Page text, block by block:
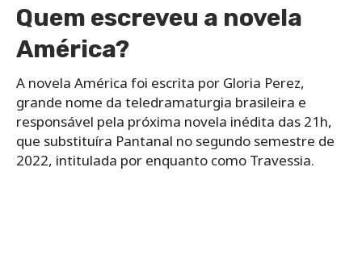
Quem escreveu a novela
América?
A novela América foi escrita por Gloria Perez,
grande nome da teledramaturgia brasileira e
responsável pela próxima novela inédita das 21h,
que substituíra Pantanal no segundo semestre de
2022, intitulada por enquanto como Travessia.